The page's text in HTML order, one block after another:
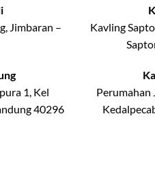
Jimbaran –
1, Kel
40296
Kavling
Perumahan